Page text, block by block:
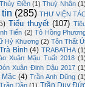
Thủy Điền (1) Thuỳ Nhân
(285) THƯ VIỆN
Tiểu thuyết (107)
Tiến (2) Tô Hồng
Hỷ Khương (2) Tôn Thất
Trà Bình (4) TRABATHA
Xuân Mậu Tuất 2018
Xuân Đinh Dậu 2017
Mặc (4) Trần Anh Dũng
Trần Dần (1)